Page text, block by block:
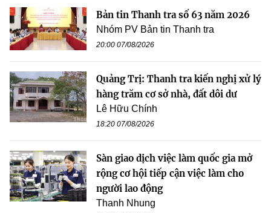
Bản tin Thanh tra số 63 năm 2026
Nhóm PV Bản tin Thanh tra
20:00 07/08/2026
Quảng Trị: Thanh tra kiến nghị xử lý
hàng trăm cơ sở nhà, đất dôi dư
Lê Hữu Chính
18:20 07/08/2026
Sàn giao dịch việc làm quốc gia mở
rộng cơ hội tiếp cận việc làm cho
người lao động
Thanh Nhung